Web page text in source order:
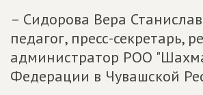
– Сидорова Вера
педагог, пресс-секретарь,
администратор РОО
Федерации в Чувашской